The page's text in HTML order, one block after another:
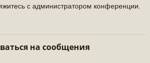
с администратором конференции.
на сообщения